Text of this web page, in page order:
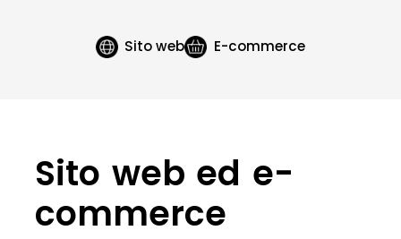
Sito web E-commerce
Sito web ed e-
commerce